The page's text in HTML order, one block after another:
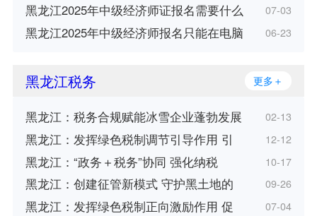
黑龙江2025年中级经济师证报名需要什么 07-03
黑龙江2025年中级经济师报名只能在电脑 06-23
黑龙江税务 更多＋
黑龙江：税务合规赋能冰雪企业蓬勃发展 02-13
黑龙江：发挥绿色税制调节引导作用 引 12-12
黑龙江：“政务＋税务”协同 强化纳税 10-17
黑龙江：创建征管新模式 守护黑土地的 09-26
黑龙江：发挥绿色税制正向激励作用 促 07-04